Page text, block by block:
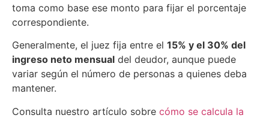
toma como base ese monto para fijar el porcentaje
correspondiente.
Generalmente, el juez fija entre el 15% y el 30% del
ingreso neto mensual del deudor, aunque puede
variar según el número de personas a quienes deba
mantener.
Consulta nuestro artículo sobre cómo se calcula la